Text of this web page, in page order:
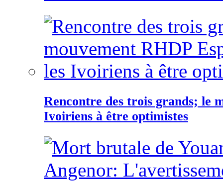
Rencontre des trois grands; le
Ivoiriens à être optimistes